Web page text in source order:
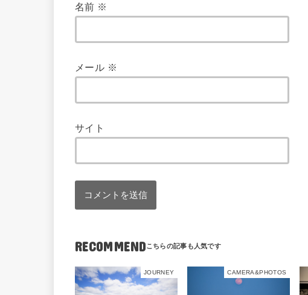
名前 ※
メール ※
サイト
RECOMMEND
JOURNEY CAMERA&PHOTOS